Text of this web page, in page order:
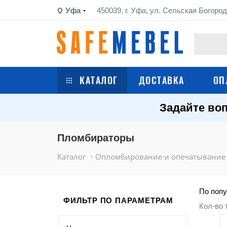
Уфа 450039, г. Уфа, ул. Сельская
КАТАЛОГ
Шкафы металлические
Стеллажи металлические
ДОСТАВКА
Задайте
Пломбираторы
Каталог Опломбирование и опечатывание
ФИЛЬТР ПО ПАРАМЕТРАМ
По
Кол-во